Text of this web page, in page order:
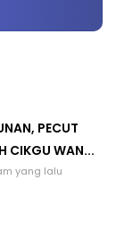
PECUT
CIKGU WAN...
yang lalu